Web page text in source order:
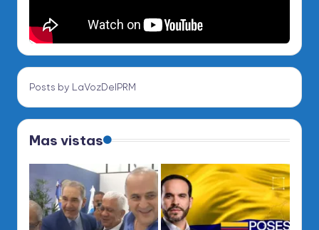
Posts by LaVozDelPRM
Mas vistas